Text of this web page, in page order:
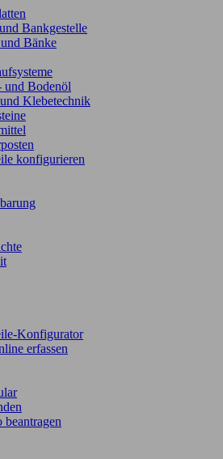
Bankgestelle
Bänke
und Bodenöl
Klebetechnik
konfigurieren
Konfigurator
erfassen